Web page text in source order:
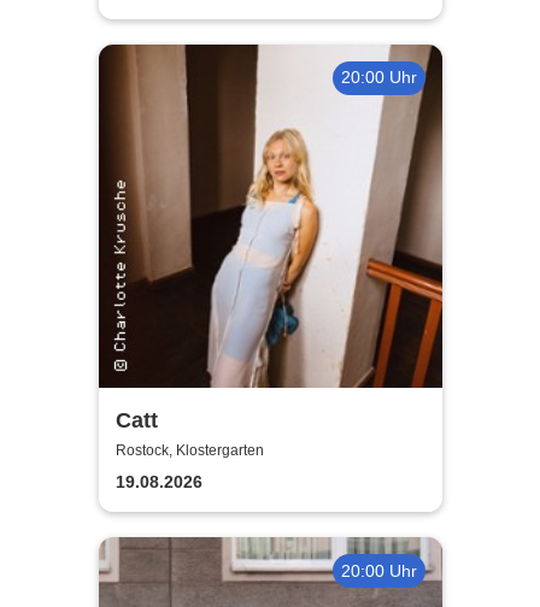
20:00 Uhr
Catt
Rostock, Klostergarten
19.08.2026
20:00 Uhr